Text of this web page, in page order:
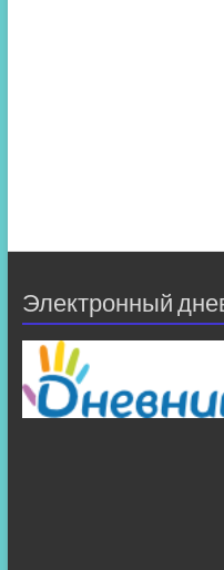
Электронный